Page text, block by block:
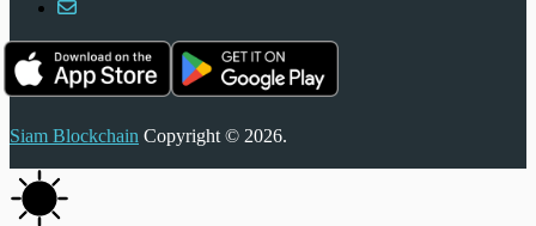
Siam Blockchain Copyright © 2026.